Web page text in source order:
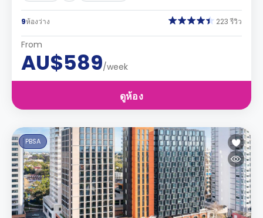
9ห้องว่าง 223 รีวิว
From
AU$589/week
ดูห้อง
PBSA